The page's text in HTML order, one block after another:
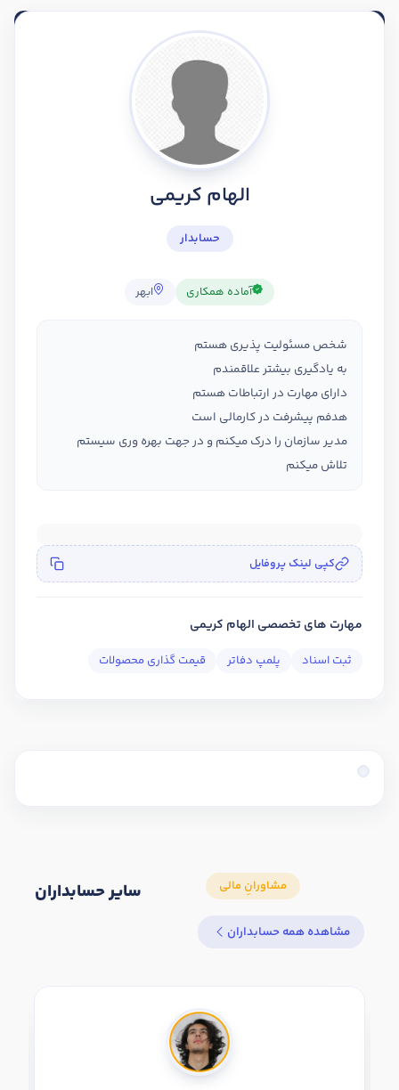
الهام کریمی
حسابدار
آماده همکاری ابهر
شخص مسئولیت پذیری هستم
به یادگیری بیشتر علاقمندم
دارای مهارت در ارتباطات هستم
هدفم پیشرفت در کارمالی است
مدیر سازمان را درک میکنم و در جهت بهره وری سیستم
تلاش میکنم
کپی لینک پروفایل
مهارت های تخصصی الهام کریمی
ثبت اسناد پلمپ دفاتر قیمت گذاری محصولات
سایر حسابداران
مشاهده همه حسابداران